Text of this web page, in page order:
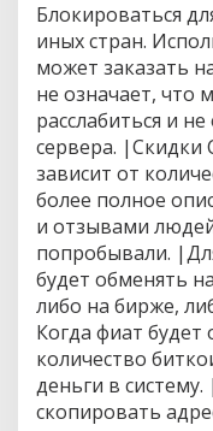
а
и
н
Блокироваться
иных стран.
может заказать
не означает, что
расслабиться и
сервера. |Скидки
зависит от
более полное
и отзывами
попробывали.
будет обменять
либо на бирже,
Когда фиат
количество
деньги в
скопировать